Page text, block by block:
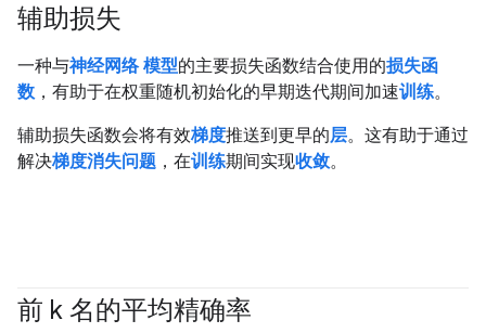
辅助损失
一种与神经网络 模型的主要损失函数结合使用的损失函
数 ，有助于在权重随机初始化的早期迭代期间加速训练。
辅助损失函数会将有效梯度推送到更早的层。这有助于通过
解决梯度消失问题 ，在训练期间实现收敛。
前 k 名的平均精确率